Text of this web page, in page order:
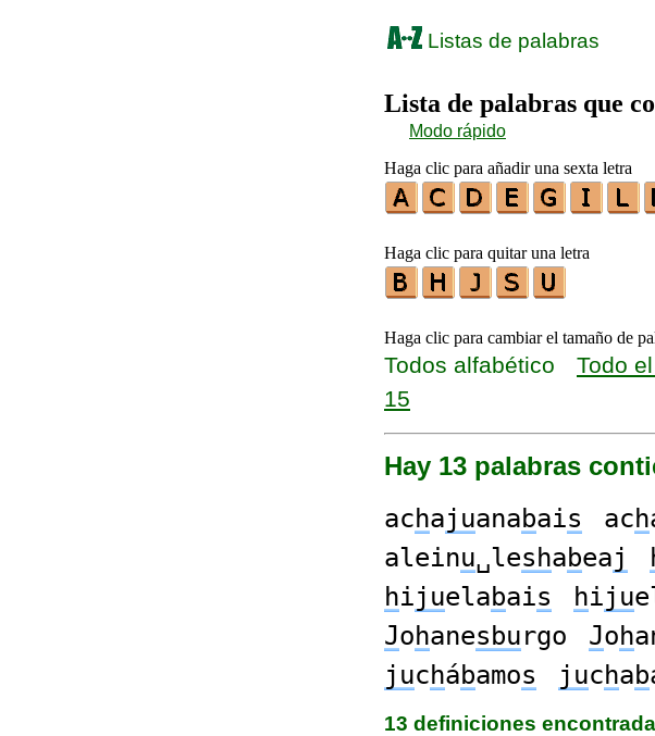
Listas de palabras
Lista de palabras que
Modo rápido
Haga clic para añadir una sexta letra
Haga clic para quitar una letra
Haga clic para cambiar el tamaño de
Todos alfabético Todo
15
Hay 13 palabras
achajuanabais ach
aleinu␣leshabeaj
hijuelabais hiju
Johanesburgo Joh
juchábamos juchab
13 definiciones